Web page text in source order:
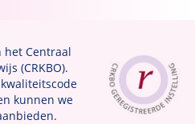
het Centraal
(CRKBO).
kunnen we